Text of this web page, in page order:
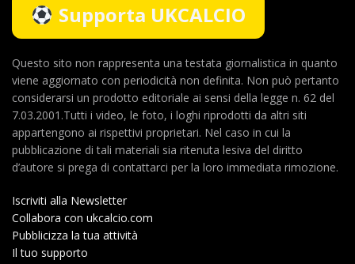
Supporta UKCALCIO
Questo sito non rappresenta una testata giornalistica in quanto
viene aggiornato con periodicità non definita. Non può pertanto
considerarsi un prodotto editoriale ai sensi della legge n. 62 del
7.03.2001.Tutti i video, le foto, i loghi riprodotti da altri siti
appartengono ai rispettivi proprietari. Nel caso in cui la
pubblicazione di tali materiali sia ritenuta lesiva del diritto
d’autore si prega di contattarci per la loro immediata rimozione.
Iscriviti alla Newsletter
Collabora con ukcalcio.com
Pubblicizza la tua attività
Il tuo supporto